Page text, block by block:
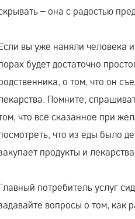
– она с радостью
вы уже наняли человека
будет достаточно
о том, что он
Помните,
что всё сказанное при
что из еды было
продукты и
потребитель услуг
вопросы о том, как